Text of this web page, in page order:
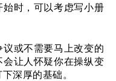
时，可以考虑写小册
或不需要马上改变的
让人怀疑你在操纵变
深厚的基础。